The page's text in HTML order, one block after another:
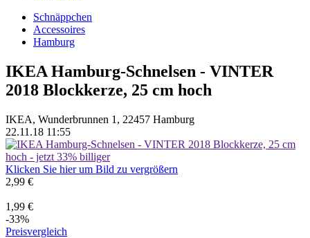
Schnäppchen
Accessoires
Hamburg
IKEA Hamburg-Schnelsen - VINTER
2018 Blockkerze, 25 cm hoch
IKEA, Wunderbrunnen 1, 22457 Hamburg
22.11.18 11:55
Klicken Sie hier um Bild zu vergrößern
2,99 €
1,99 €
-33%
Preisvergleich